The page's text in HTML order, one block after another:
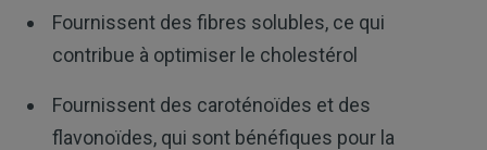
Fournissent des fibres solubles, ce qui
contribue à optimiser le cholestérol
Fournissent des caroténoïdes et des
flavonoïdes, qui sont bénéfiques pour la